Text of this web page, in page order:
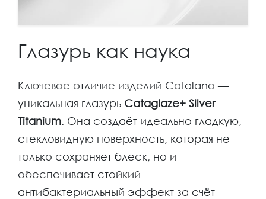
Глазурь как наука
Ключевое отличие изделий Catalano —
уникальная глазурь Cataglaze+ Silver
Titanium. Она создаёт идеально гладкую,
стекловидную поверхность, которая не
только сохраняет блеск, но и
обеспечивает стойкий
антибактериальный эффект за счёт